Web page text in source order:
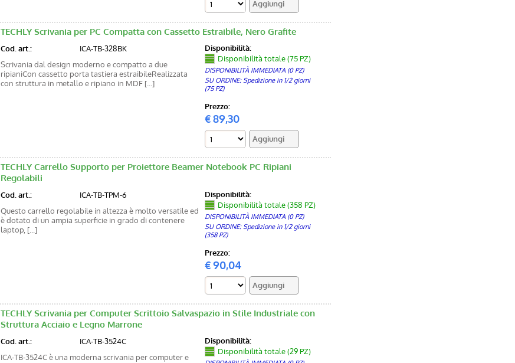
TECHLY Scrivania per PC Compatta con Cassetto Estraibile, Nero Grafite
Cod. art.:
ICA-TB-328BK
Scrivania dal design moderno e compatto a due
ripianiCon cassetto porta tastiera estraibileRealizzata
con struttura in metallo e ripiano in MDF [...]
Disponibilità:
Disponibilità totale (75 PZ)
DISPONIBILITÀ IMMEDIATA (0 PZ)
SU ORDINE: Spedizione in 1/2 giorni
(75 PZ)
Prezzo:
€89,30
TECHLY Carrello Supporto per Proiettore Beamer Notebook PC Ripiani
Regolabili
Cod. art.:
ICA-TB-TPM-6
Questo carrello regolabile in altezza è molto versatile ed
è dotato di un ampia superficie in grado di contenere
laptop, [...]
Disponibilità:
Disponibilità totale (358 PZ)
DISPONIBILITÀ IMMEDIATA (0 PZ)
SU ORDINE: Spedizione in 1/2 giorni
(358 PZ)
Prezzo:
€90,04
TECHLY Scrivania per Computer Scrittoio Salvaspazio in Stile Industriale con
Struttura Acciaio e Legno Marrone
Cod. art.:
ICA-TB-3524C
ICA-TB-3524C è una moderna scrivania per computer e
Disponibilità:
Disponibilità totale (29 PZ)